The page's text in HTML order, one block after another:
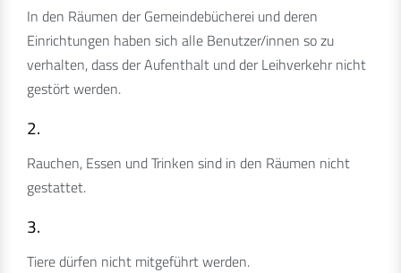
In den Räumen der Gemeindebücherei und deren
Einrichtungen haben sich alle Benutzer/innen so zu
verhalten, dass der Aufenthalt und der Leihverkehr nicht
gestört werden.
2.
Rauchen, Essen und Trinken sind in den Räumen nicht
gestattet.
3.
Tiere dürfen nicht mitgeführt werden.